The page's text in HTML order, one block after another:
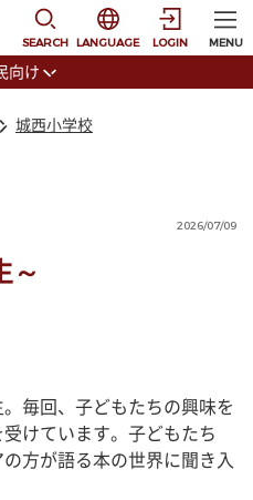
SEARCH
選択すると言語の切
LANGUAGE LOGIN MENU
向け
城西小学校
2026/07/09
～
毎回、子どもたちの興味を
けています。子どもたち
方が語る本の世界に聞き入